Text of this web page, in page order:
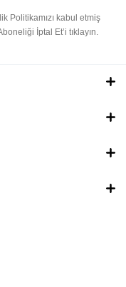
Politikamızı kabul etmiş
İptal Et’i tıklayın.